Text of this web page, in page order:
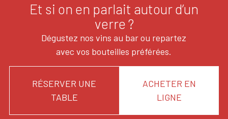
Et si on en parlait autour d’un
verre ?
Dégustez nos vins au bar ou repartez
avec vos bouteilles préférées.
RÉSERVER UNE
TABLE
ACHETER EN
LIGNE